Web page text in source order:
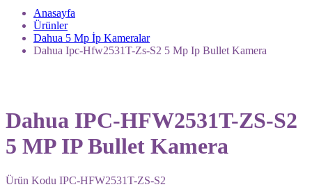
Anasayfa
Ürünler
Dahua 5 Mp İp Kameralar
Dahua Ipc-Hfw2531T-Zs-S2 5 Mp Ip Bullet Kamera
Dahua IPC-HFW2531T-ZS-S2
5 MP IP Bullet Kamera
Ürün Kodu IPC-HFW2531T-ZS-S2